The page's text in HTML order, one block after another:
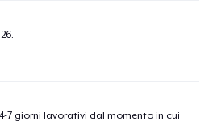
.
7 giorni lavorativi dal momento in cui